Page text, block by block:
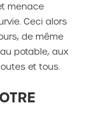
menace
Ceci alors
de même
potable, aux
et tous.